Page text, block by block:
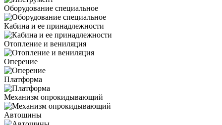
Оборудование специальное
Кабина и ее принадлежности
Отопление и вениляция
Оперение
Платформа
Механизм опрокидывающий
Автошины